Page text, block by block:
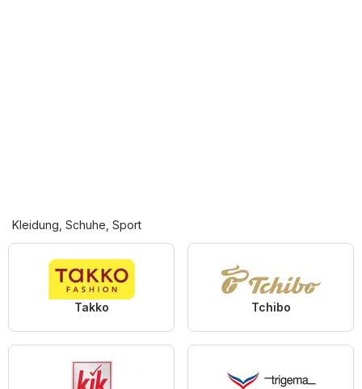
Kleidung, Schuhe, Sport
Takko Tchibo